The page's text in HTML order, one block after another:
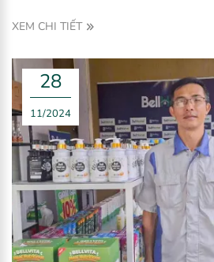
XEM CHI TIẾT
28
11/2024